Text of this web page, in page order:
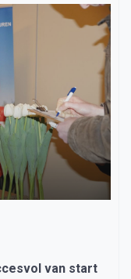
van start